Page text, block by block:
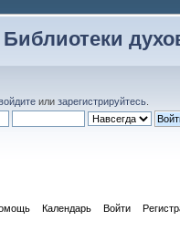
или зарегистрируйтесь
Календарь Войти